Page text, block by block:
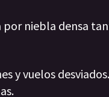
niebla densa
y vuelos